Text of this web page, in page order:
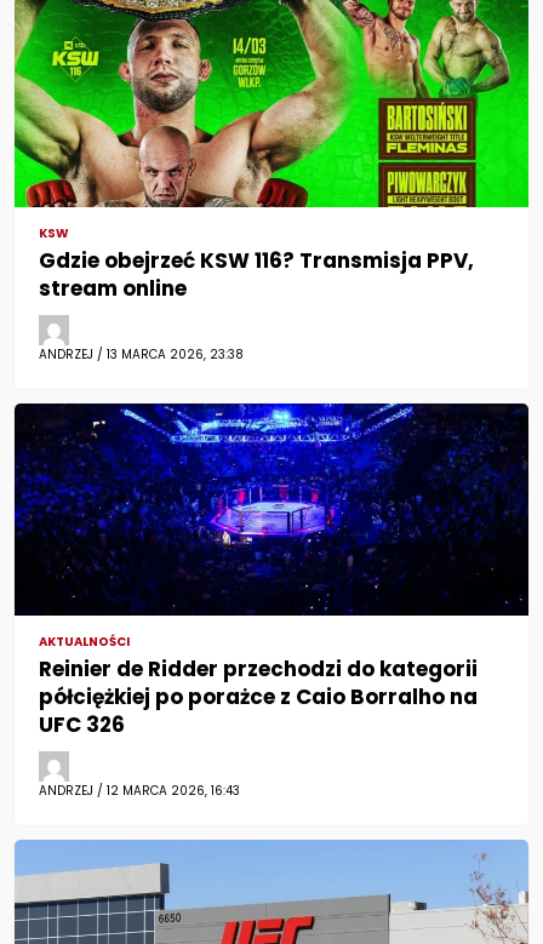
KSW
Gdzie obejrzeć KSW 116? Transmisja PPV,
stream online
ANDRZEJ / 13 MARCA 2026, 23:38
AKTUALNOŚCI
Reinier de Ridder przechodzi do kategorii
półciężkiej po porażce z Caio Borralho na
UFC 326
ANDRZEJ / 12 MARCA 2026, 16:43